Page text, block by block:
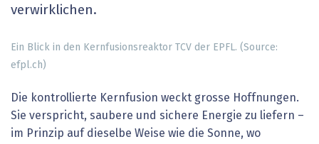
verwirklichen.
Ein Blick in den Kernfusionsreaktor TCV der EPFL. (Source:
efpl.ch)
Die kontrollierte Kernfusion weckt grosse Hoffnungen.
Sie verspricht, saubere und sichere Energie zu liefern –
im Prinzip auf dieselbe Weise wie die Sonne, wo